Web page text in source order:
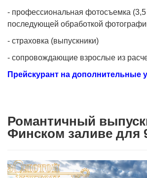
- профессиональная фотосъемка (3,5
последующей обработкой
- страховка (выпускники)
- сопровождающие взрослые из
Прейскурант на дополнительные
Романтичный
Финском заливе для